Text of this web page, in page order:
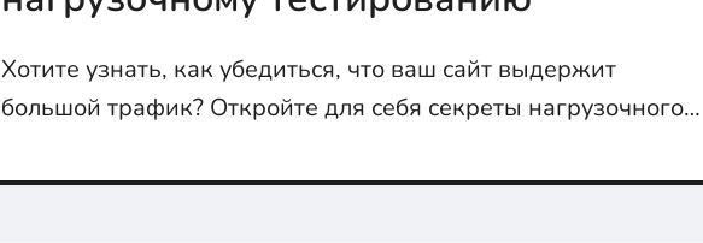
Хотите узнать, как убедиться, что ваш сайт выдержит
большой трафик? Откройте для себя секреты нагрузочного
проведения!